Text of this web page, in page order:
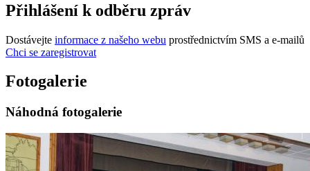
Přihlášení k odběru zpráv
Dostávejte informace z našeho webu prostřednictvím SMS a e-mailů
Chci se zaregistrovat
Fotogalerie
Náhodná fotogalerie